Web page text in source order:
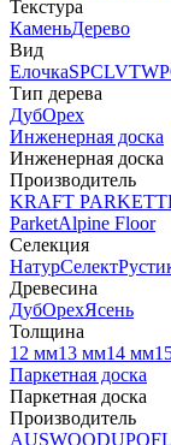
Текстура
КаменьДерево
Вид
ЕлочкаSPCLVT
Тип дерева
ДубОрех
Инженерная доска
Инженерная доска
Производитель
KRAFT PARKETT
ParketAlpine Floor
Селекция
НатурСелект
Древесина
ДубОрехЯсень
Толщина
12 мм13 мм14 мм
Паркетная доска
Паркетная доска
Производитель
AUSWOOD